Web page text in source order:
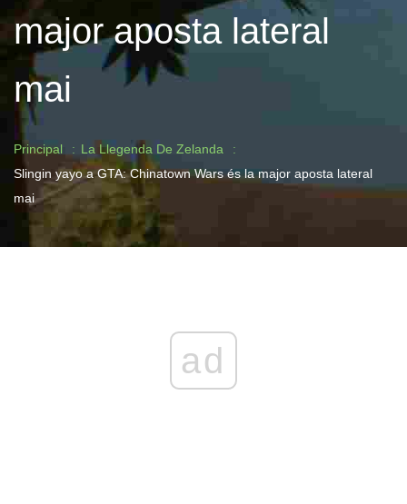
major aposta lateral
mai
Principal
La Llegenda De Zelanda
Slingin yayo a GTA: Chinatown Wars és la major aposta lateral
mai
ad